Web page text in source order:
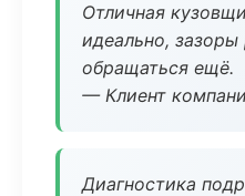
Отличная
идеально,
обращаться ещё.
— Клиент
Диагностика